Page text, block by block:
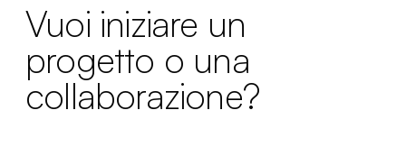
Vuoi iniziare un
progetto o una
collaborazione?